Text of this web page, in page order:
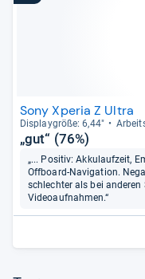
Sony Xperia Z Ultra
Dis­play­größe: 6,44"
„gut“ (76%)
„... Positiv: Akkulaufzeit,
Offboard-Navigation.
schlechter als bei
Videoaufnahmen.“